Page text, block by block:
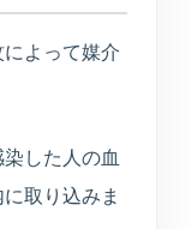
よって媒介
した人の血
取り込みま